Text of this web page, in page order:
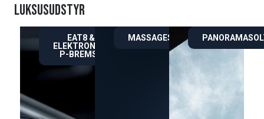
LUKSUSUDSTYR
EAT8 &
ELEKTRONISK
P-BREMSE
MASSAGESÆDER